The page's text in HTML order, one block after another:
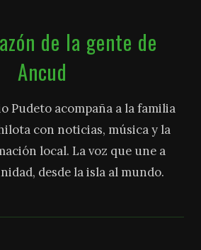
de la gente de
Ancud
Pudeto acompaña a la familia
con noticias, música y la
local. La voz que une a
desde la isla al mundo.